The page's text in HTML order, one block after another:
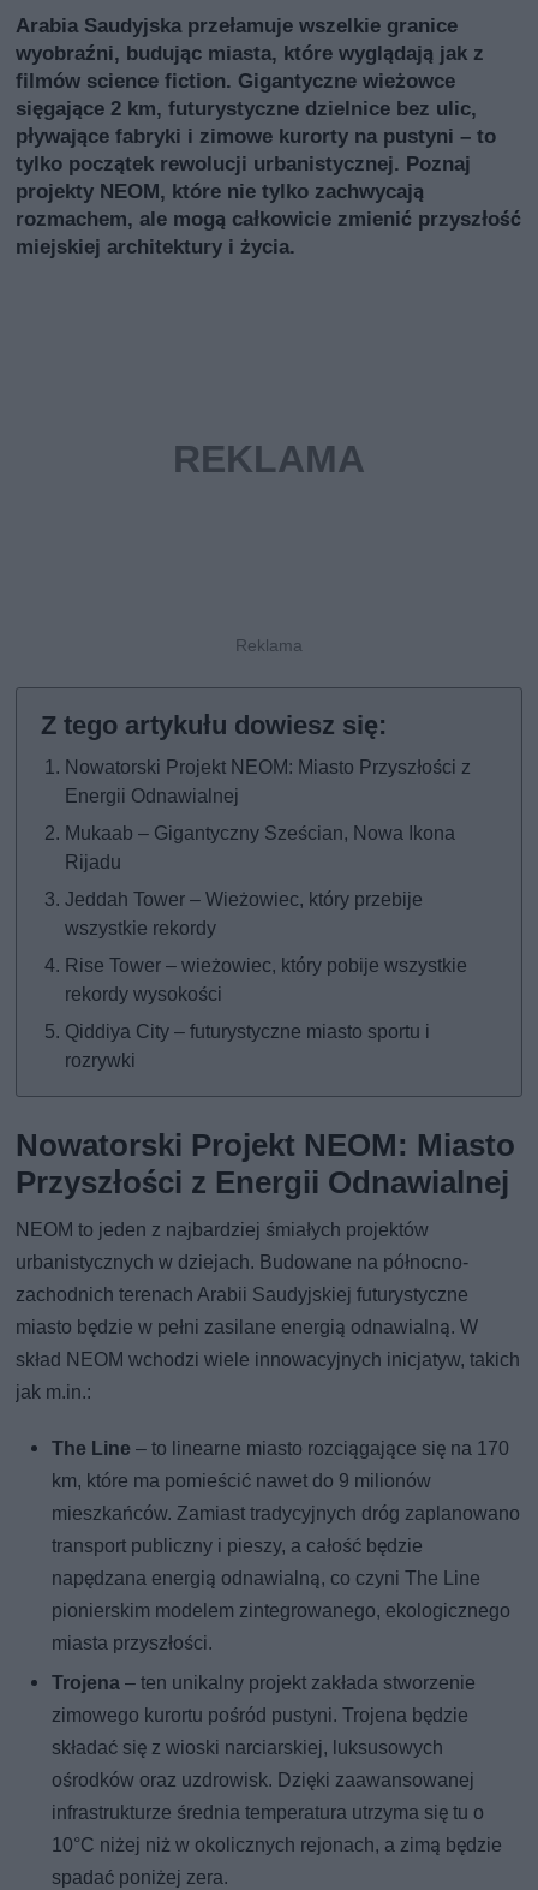
Arabia Saudyjska przełamuje wszelkie granice
wyobraźni, budując miasta, które wyglądają jak z
filmów science fiction. Gigantyczne wieżowce
sięgające 2 km, futurystyczne dzielnice bez ulic,
pływające fabryki i zimowe kurorty na pustyni – to
tylko początek rewolucji urbanistycznej. Poznaj
projekty NEOM, które nie tylko zachwycają
rozmachem, ale mogą całkowicie zmienić przyszłość
miejskiej architektury i życia.
Nowatorski Projekt NEOM: Miasto Przyszłości z
Energii Odnawialnej
Mukaab – Gigantyczny Sześcian, Nowa Ikona
Rijadu
Jeddah Tower – Wieżowiec, który przebije
wszystkie rekordy
Rise Tower – wieżowiec, który pobije wszystkie
rekordy wysokości
Qiddiya City – futurystyczne miasto sportu i
rozrywki
Nowatorski Projekt NEOM: Miasto
Przyszłości z Energii Odnawialnej
NEOM to jeden z najbardziej śmiałych projektów
urbanistycznych w dziejach. Budowane na północno-
zachodnich terenach Arabii Saudyjskiej futurystyczne
miasto będzie w pełni zasilane energią odnawialną. W
skład NEOM wchodzi wiele innowacyjnych inicjatyw, takich
jak m.in.:
The Line – to linearne miasto rozciągające się na 170
km, które ma pomieścić nawet do 9 milionów
mieszkańców. Zamiast tradycyjnych dróg zaplanowano
transport publiczny i pieszy, a całość będzie
napędzana energią odnawialną, co czyni The Line
pionierskim modelem zintegrowanego, ekologicznego
miasta przyszłości.
Trojena – ten unikalny projekt zakłada stworzenie
zimowego kurortu pośród pustyni. Trojena będzie
składać się z wioski narciarskiej, luksusowych
ośrodków oraz uzdrowisk. Dzięki zaawansowanej
infrastrukturze średnia temperatura utrzyma się tu o
10°C niżej niż w okolicznych rejonach, a zimą będzie
spadać poniżej zera.